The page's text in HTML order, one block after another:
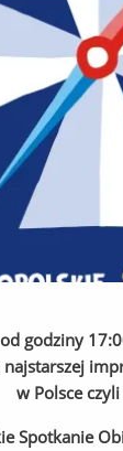
godziny
w Polsce czyli
Spotkanie